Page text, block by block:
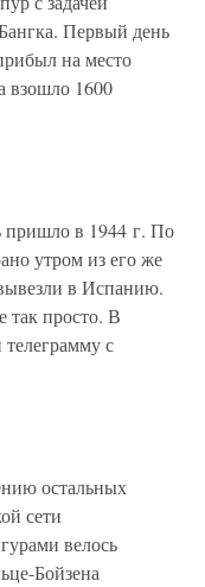
Первый день
на место
взошло 1600
пришло в 1944 г. По
утром из его же
в Испанию.
так просто. В
с
остальных
сети
велось
Бойзена